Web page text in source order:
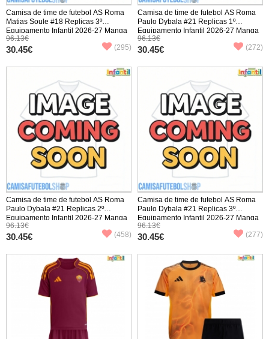
Camisa de time de futebol AS Roma
Matias Soule #18 Replicas 3º
Equipamento Infantil 2026-27 Manga
Curta (+ Calças curtas)
96.13€
30.45€ (295)
Camisa de time de futebol AS Roma
Paulo Dybala #21 Replicas 1º
Equipamento Infantil 2026-27 Manga
Curta (+ Calças curtas)
96.13€
30.45€ (272)
Camisa de time de futebol AS Roma
Paulo Dybala #21 Replicas 2º
Equipamento Infantil 2026-27 Manga
Curta (+ Calças curtas)
96.13€
30.45€ (458)
Camisa de time de futebol AS Roma
Paulo Dybala #21 Replicas 3º
Equipamento Infantil 2026-27 Manga
Curta (+ Calças curtas)
96.13€
30.45€ (277)